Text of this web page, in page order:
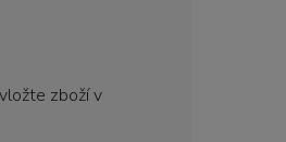
zboží v